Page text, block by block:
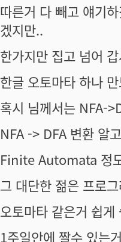
따른거 다 빼고 얘기
겠지만..
한가지만 집고 넘어
한글 오토마타 하나
혹시 님께서는 NFA-
NFA -> DFA 변환 알
Finite Automata 정
그 대단한 젊은 프로
오토마타 같은거 쉽
1주일안에 짤수 있는